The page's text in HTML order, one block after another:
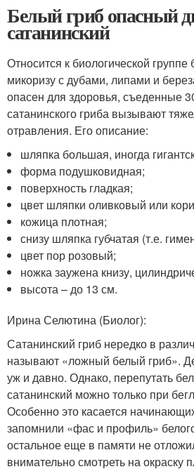
Белый гриб опасный
сатанинский
Относится к биологической
микоризу с дубами, липами и
опасен для здоровья, съеденные
сатанинского гриба вызывают
отравления. Его описание:
шляпка большая, иногда
форма подушковидная;
поверхность гладкая;
цвет шляпки оливковый или
кожица плотная;
снизу шляпка губчатая (т.е.
цвет пор розовый;
ножка заужена книзу,
высота – до 13 см.
Ирина Селютина (Биолог):
Сатанинский гриб нередко в
называют «ложный белый гриб».
уж и давно. Однако, перепутать
сатанинский можно только при
Особенно это касается
запомнили «фас и профиль»
остальное еще в памяти не
внимательно смотреть на окраску